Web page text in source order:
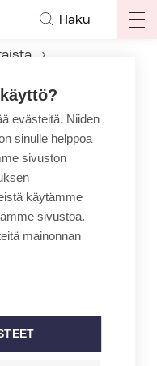
Haku
SOSTESistä neuvoteltiin – "Emme edelleenkään edenneet oikein minkään asian suhteen"
–
tänään,
evästeitä. Niiden
sinulle helppoa
sivuston
käytämme
sivustoa.
mainonnan